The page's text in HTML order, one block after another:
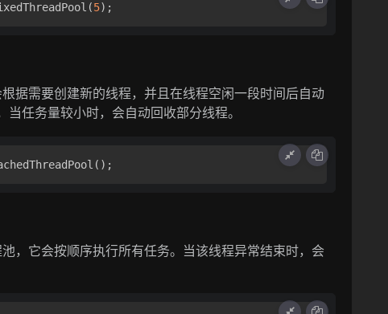
5);
据需要创建新的线程，并且在线程空闲一段时间后自动
任务量较小时，会自动回收部分线程。
，它会按顺序执行所有任务。当该线程异常结束时，会